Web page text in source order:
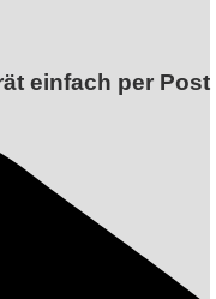
einfach per Post